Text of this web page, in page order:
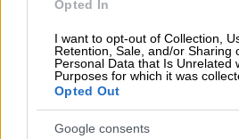
Opted In
I want to opt-out of Collection,
Retention, Sale, and/or Sharing
Personal Data that Is Unrelated
Purposes for which it was
Opted Out
Google consents
ιστορικές εξελίξεις του
των αμυντικών όπλων.
Ισραήλ αναπτύσσει
επιθετικά όπλαπου καμία